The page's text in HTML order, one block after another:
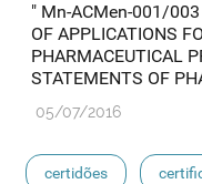
medicamentos de
" Mn-ACMen-001/
OF APPLICATIONS
PHARMACEUTICAL
STATEMENTS OF
05/07/2016
certidões